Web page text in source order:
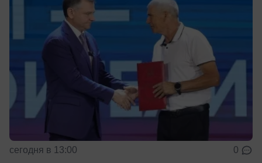
сегодня в 13:00 0